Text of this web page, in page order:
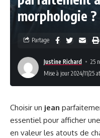
morphologie ?
Justine Richard
25
Mise à jour 2024/11/25
Partage
Choisir un jean
essentiel pour afficher
en valeur les atouts de